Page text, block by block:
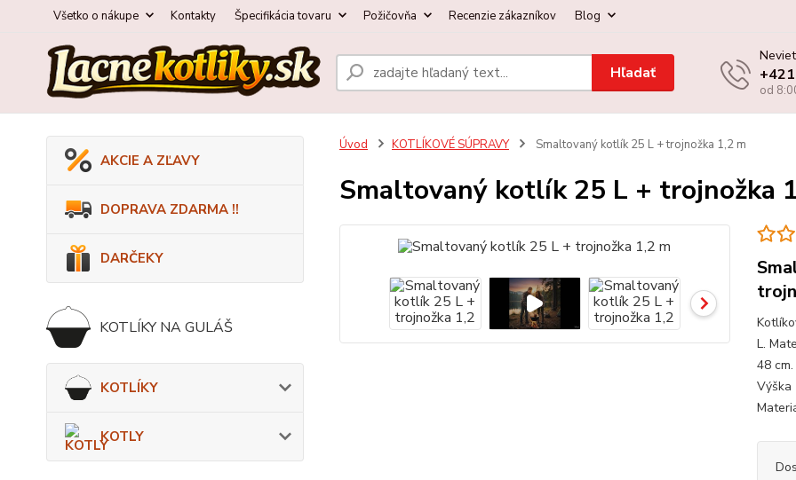
Všetko o nákupe Kontakty Špecifikácia tovaru Požičovňa Recenzie zákazníkov Blog
Hľadať
od
AKCIE A ZĽAVY
DOPRAVA ZDARMA !!
DARČEKY
KOTLÍKY NA GULÁŠ
KOTLÍKY
KOTLY
Úvod KOTLÍKOVÉ SÚPRAVY Smaltovaný kotlík 25 L + trojnožka 1,2 m
Smaltovaný kotlík 25 L + trojnožka
L.
48
Výška